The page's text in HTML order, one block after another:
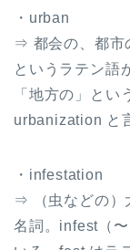
・urban
⇒ 都会の、都市
というラテン語
「地方の」とい
urbanization と
・infestation
⇒ （虫などの）
名詞。infest（